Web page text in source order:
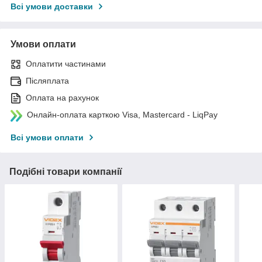
Всі умови доставки
Умови оплати
Оплатити частинами
Післяплата
Оплата на рахунок
Онлайн-оплата карткою Visa, Mastercard - LiqPay
Всі умови оплати
Подібні товари компанії